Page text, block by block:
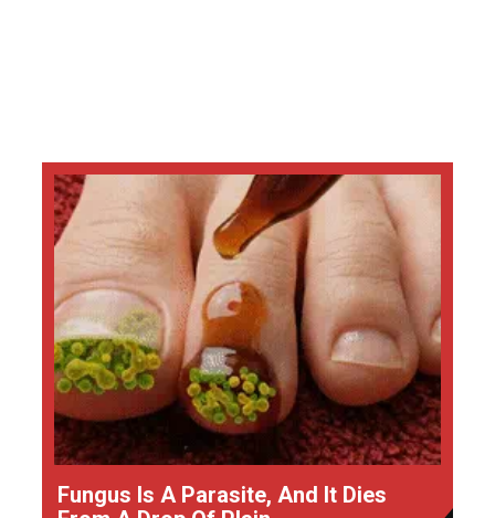
Fungus Is A Parasite, And It Dies